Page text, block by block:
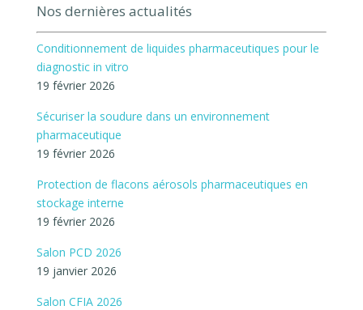
Nos dernières actualités
Conditionnement de liquides pharmaceutiques pour le
diagnostic in vitro
19 février 2026
Sécuriser la soudure dans un environnement
pharmaceutique
19 février 2026
Protection de flacons aérosols pharmaceutiques en
stockage interne
19 février 2026
Salon PCD 2026
19 janvier 2026
Salon CFIA 2026